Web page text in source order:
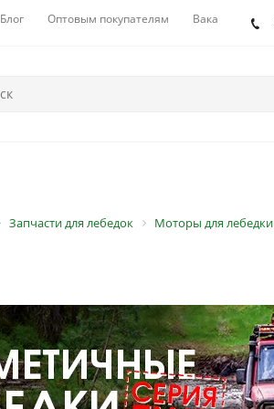
Блог Оптовым покупателям Вакансии
Запчасти для лебедок Моторы для лебедки